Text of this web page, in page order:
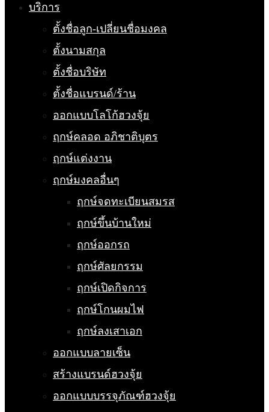
บริการ
ตั้งชื่อลูก-เปลี่ยนชื่อมงคล
ตั้งนามสกุล
ตั้งชื่อบริษัท
ตั้งชื่อแบรนด์/ร้าน
ออกแบบโลโก้ฮวงจุ้ย
ฤกษ์คลอด อภิชาติบุตร
ฤกษ์แต่งงาน
ฤกษ์มงคลอื่นๆ
ฤกษ์จดทะเบียนสมรส
ฤกษ์ขึ้นบ้านใหม่
ฤกษ์ออกรถ
ฤกษ์ศัลยกรรม
ฤกษ์เปิดกิจการ
ฤกษ์โกนผมไฟ
ฤกษ์ลงเสาเอก
ออกแบบลายเซ็น
สร้างแบรนด์ฮวงจุ้ย
ออกแบบบรรจุภัณฑ์ฮวงจุ้ย